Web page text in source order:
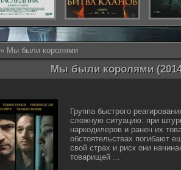
» Мы были королями
Мы были королями
Группа быстрого
сложную ситуацию: при
наркодилеров и ранен их
обстоятельствах погибают
свой страх и риск они
товарищей ...